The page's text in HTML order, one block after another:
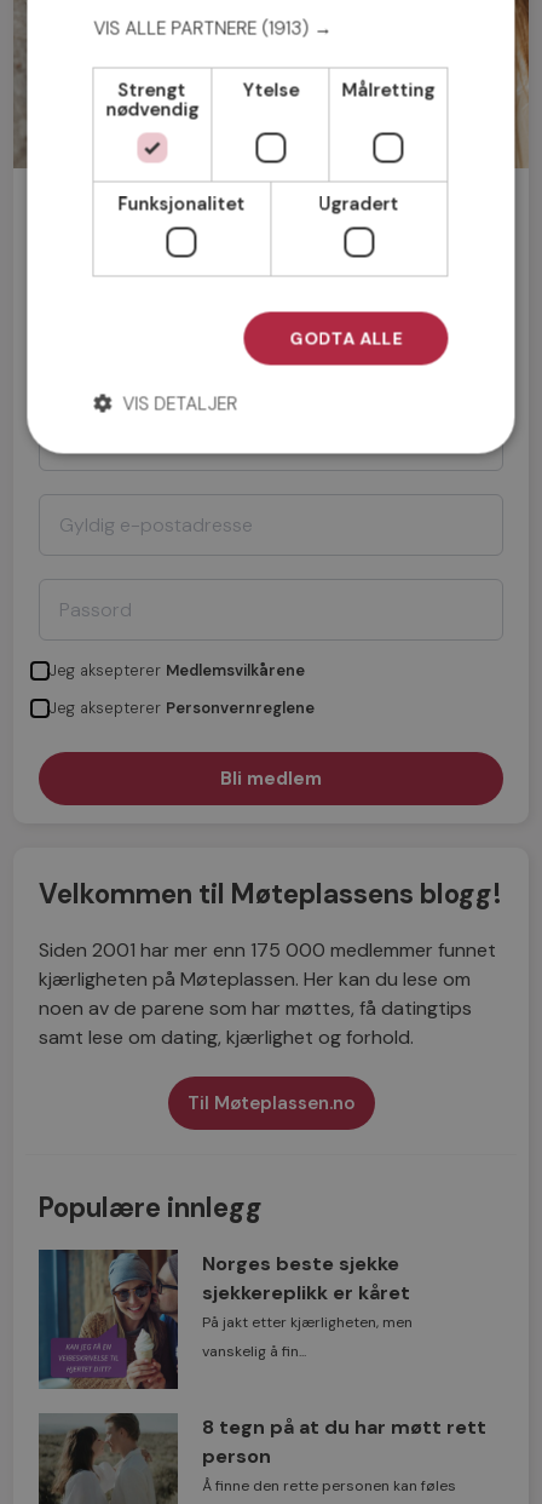
Bli medlem gratis!
Mann Kvinne
Jeg aksepterer Medlemsvilkårene
Jeg aksepterer Personvernreglene
Velkommen til Møteplassens blogg!
Siden 2001 har mer enn 175 000 medlemmer funnet
kjærligheten på Møteplassen. Her kan du lese om
noen av de parene som har møttes, få datingtips
samt lese om dating, kjærlighet og forhold.
Til Møteplassen.no
Populære innlegg
Norges beste sjekke
sjekkereplikk er kåret
På jakt etter kjærligheten, men
vanskelig å fin...
8 tegn på at du har møtt rett
person
Å finne den rette personen kan føles
VIS ALLE PARTNERE (1913) →
Strengt
nødvendig
Ytelse Målretting
Funksjonalitet Ugradert
GODTA ALLE
VIS DETALJER